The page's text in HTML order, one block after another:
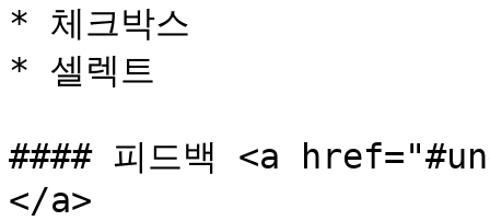
* 체크박스
* 셀렉트
#### 피드백 <a
</a>